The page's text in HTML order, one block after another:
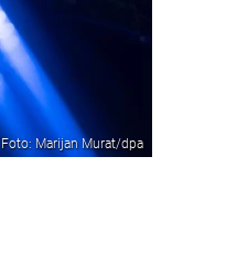
Foto: Marijan Murat/dpa